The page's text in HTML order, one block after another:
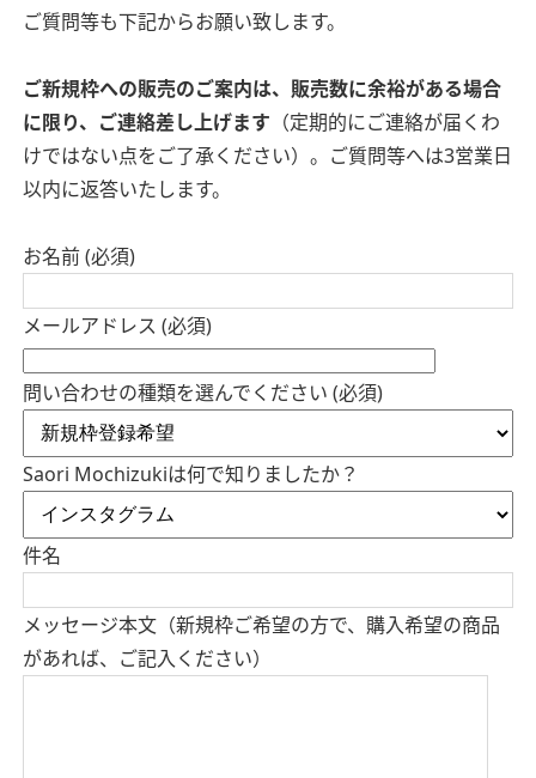
ご質問等も下記からお願い致します。
ご新規枠への販売のご案内は、販売数に余裕がある場合
に限り、ご連絡差し上げます （定期的にご連絡が届くわ
けではない点をご了承ください）。ご質問等へは3営業日
以内に返答いたします。
お名前 (必須)
メールアドレス (必須)
問い合わせの種類を選んでください (必須)
Saori Mochizukiは何で知りましたか？
件名
メッセージ本文（新規枠ご希望の方で、購入希望の商品
があれば、ご記入ください）